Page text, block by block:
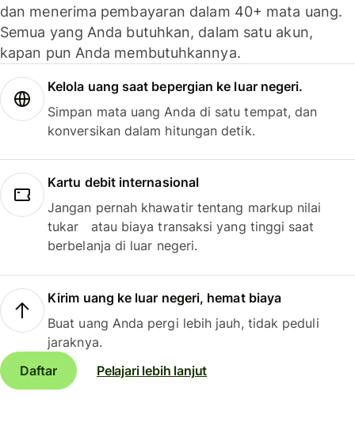
dan menerima pembayaran dalam 40+ mata uang.
Semua yang Anda butuhkan, dalam satu akun,
kapan pun Anda membutuhkannya.
Kelola uang saat bepergian ke luar negeri.
Simpan mata uang Anda di satu tempat, dan
konversikan dalam hitungan detik.
Kartu debit internasional
Jangan pernah khawatir tentang markup nilai
tukar atau biaya transaksi yang tinggi saat
berbelanja di luar negeri.
Kirim uang ke luar negeri, hemat biaya
Buat uang Anda pergi lebih jauh, tidak peduli
jaraknya.
Daftar
Pelajari lebih lanjut